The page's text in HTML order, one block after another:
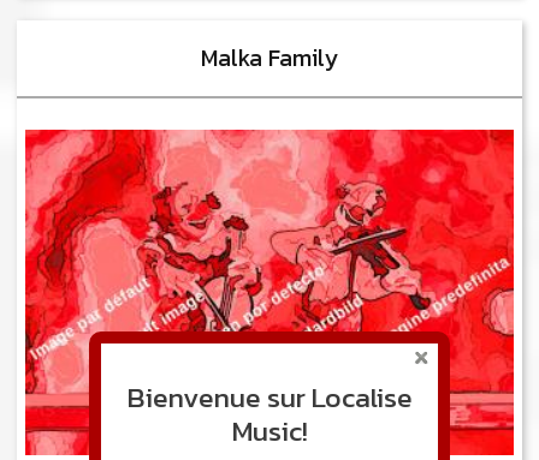
Malka Family
Bienvenue sur Localise
Music!